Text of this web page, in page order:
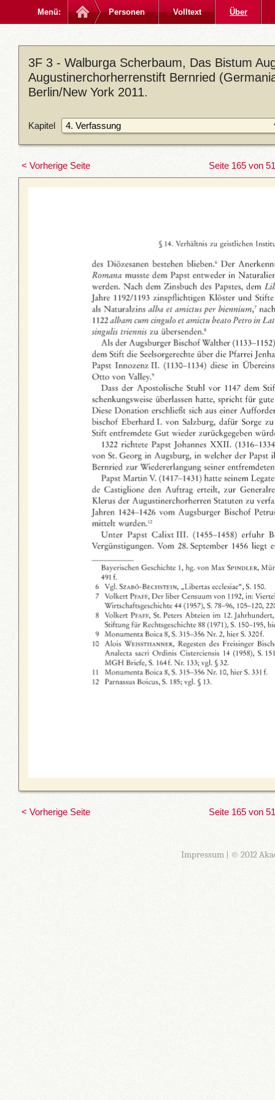
Menü: Personen Volltext Über
3F 3 - Walburga Scherbaum, Das Bistum
Augustinerchorherrenstift Bernried
Berlin/New York 2011.
Kapitel
< Vorherige Seite Seite 165 von
< Vorherige Seite Seite 165 von
Impressum| © 2012